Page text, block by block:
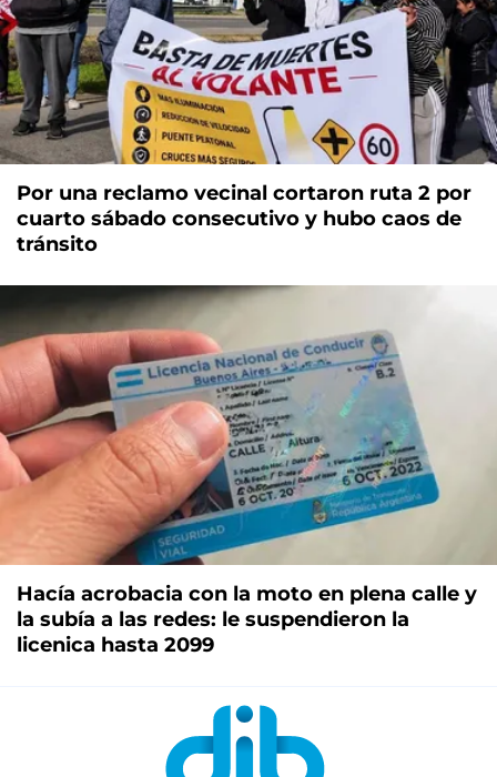
Por una reclamo vecinal cortaron ruta 2 por
cuarto sábado consecutivo y hubo caos de
tránsito
Hacía acrobacia con la moto en plena calle y
la subía a las redes: le suspendieron la
licenica hasta 2099